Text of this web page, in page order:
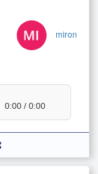
miron
0:00 / 0:00